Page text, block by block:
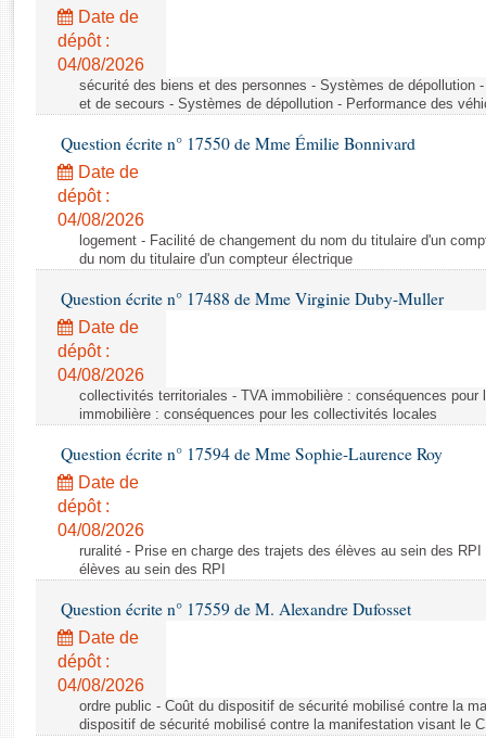
Rapports législatifs
Rapports sur l'application des lois
Baromètre de l’application des lois
Dossiers législatifs
Budget et sécurité sociale
Questions écrites et orales
Comptes rendus des débats
Date de
dépôt :
04/08/2026
sécurité des biens et des personnes - Systèmes de dépollution
et de secours - Systèmes de dépollution - Performance des
Question écrite n° 17550 de Mme Émilie Bonnivard
Date de
dépôt :
04/08/2026
logement - Facilité de changement du nom du titulaire d'un
du nom du titulaire d'un compteur électrique
Question écrite n° 17488 de Mme Virginie Duby-Muller
Date de
dépôt :
04/08/2026
collectivités territoriales - TVA immobilière : conséquences
immobilière : conséquences pour les collectivités locales
Question écrite n° 17594 de Mme Sophie-Laurence Roy
Date de
dépôt :
04/08/2026
ruralité - Prise en charge des trajets des élèves au sein des
élèves au sein des RPI
Question écrite n° 17559 de M. Alexandre Dufosset
Date de
dépôt :
04/08/2026
ordre public - Coût du dispositif de sécurité mobilisé contre la
dispositif de sécurité mobilisé contre la manifestation visant le